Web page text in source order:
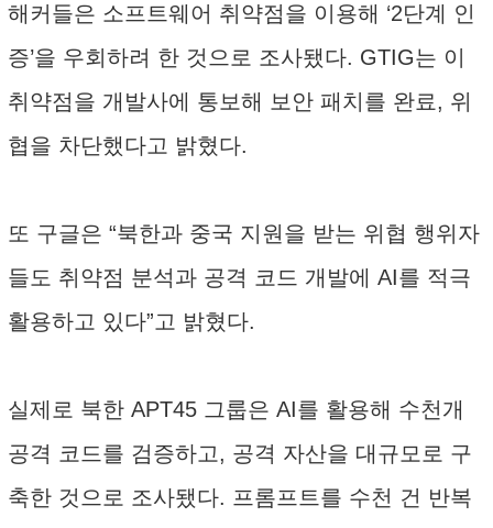
해커들은 소프트웨어 취약점을 이용해 ‘2단계 인
증’을 우회하려 한 것으로 조사됐다. GTIG는 이
취약점을 개발사에 통보해 보안 패치를 완료, 위
협을 차단했다고 밝혔다.
또 구글은 “북한과 중국 지원을 받는 위협 행위자
들도 취약점 분석과 공격 코드 개발에 AI를 적극
활용하고 있다”고 밝혔다.
실제로 북한 APT45 그룹은 AI를 활용해 수천개
공격 코드를 검증하고, 공격 자산을 대규모로 구
축한 것으로 조사됐다. 프롬프트를 수천 건 반복